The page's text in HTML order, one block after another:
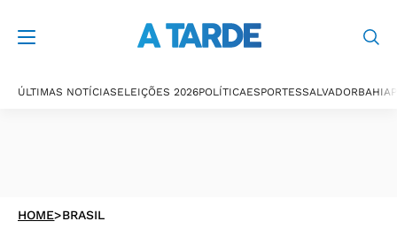
ÚLTIMAS NOTÍCIASELEIÇÕES 2026POLÍTICAESPORTESSALVADORBAHIA
HOME>BRASIL